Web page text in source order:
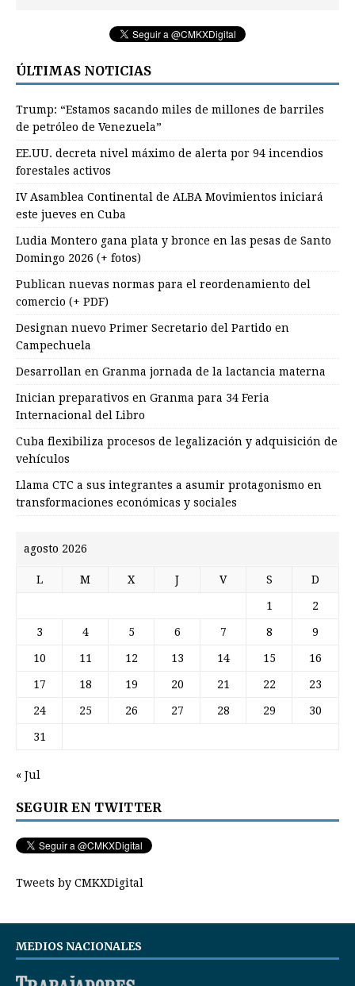
ÚLTIMAS NOTICIAS
Trump: “Estamos sacando miles de millones de barriles
de petróleo de Venezuela”
EE.UU. decreta nivel máximo de alerta por 94 incendios
forestales activos
IV Asamblea Continental de ALBA Movimientos iniciará
este jueves en Cuba
Ludia Montero gana plata y bronce en las pesas de Santo
Domingo 2026 (+ fotos)
Publican nuevas normas para el reordenamiento del
comercio (+ PDF)
Designan nuevo Primer Secretario del Partido en
Campechuela
Desarrollan en Granma jornada de la lactancia materna
Inician preparativos en Granma para 34 Feria
Internacional del Libro
Cuba flexibiliza procesos de legalización y adquisición de
vehículos
Llama CTC a sus integrantes a asumir protagonismo en
transformaciones económicas y sociales
agosto 2026
L M X J V S D
1 2
3 4 5 6 7 8 9
10 11 12 13 14 15 16
17 18 19 20 21 22 23
24 25 26 27 28 29 30
31
« Jul
SEGUIR EN TWITTER
Tweets by CMKXDigital
MEDIOS NACIONALES